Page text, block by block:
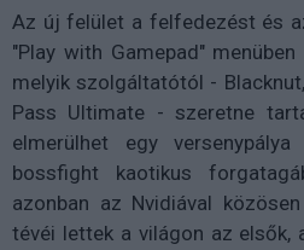
Az új felület a felfedezést és
"Play with Gamepad"
melyik szolgáltatótól -
Pass Ultimate - szeretne
elmerülhet egy
bossfight kaotikus
azonban az Nvidiával
tévéi lettek a világon az elsők,